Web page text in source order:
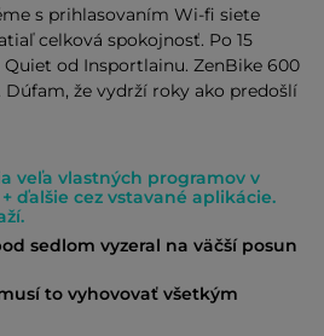
s prihlasovaním Wi-fi siete
celková spokojnosť. Po 15
od Insportlainu. ZenBike 600
že vydrží roky ako predošlí
veľa vlastných programov v
ďalšie cez vstavané aplikácie.
sedlom vyzeral na väčší posun
to vyhovovať všetkým